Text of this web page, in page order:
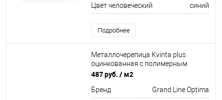
Цвет человеческий синий
Подробнее
Металлочерепица Kvinta plus
оцинкованная с полимерным
покрытием 0,45х1210мм RAL 5002
487 руб. / м2
Бренд Grand Line Optima